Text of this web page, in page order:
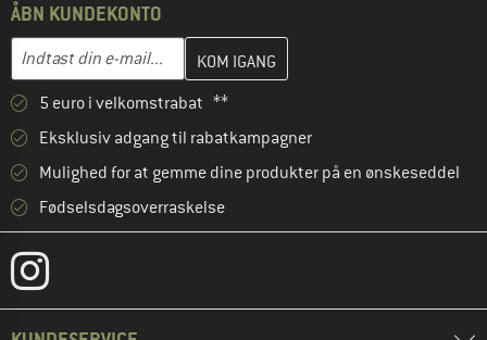
ÅBN KUNDEKONTO
E-mail-adresse
Indtast din e-mailadresse her, og opret i næste trin din
5 euro i velkomstrabat **
Eksklusiv adgang til rabatkampagner
Mulighed for at gemme dine produkter på en ønskeseddel
Fødselsdagsoverraskelse